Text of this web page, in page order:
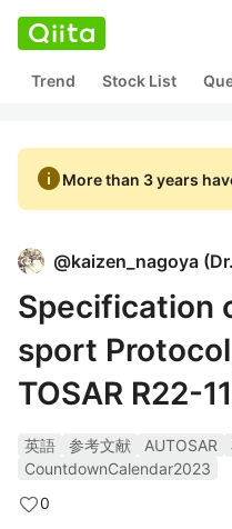
Trend Stock List
infoMore than 3 years
@kaizen_nagoya (
Specification
sport
TOSAR R22-
英語 参考文献 AUTOSAR
CountdownCalendar2023
0